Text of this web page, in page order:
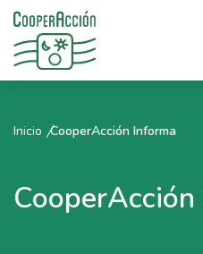
Inicio CooperAcción Informa
CooperAcción